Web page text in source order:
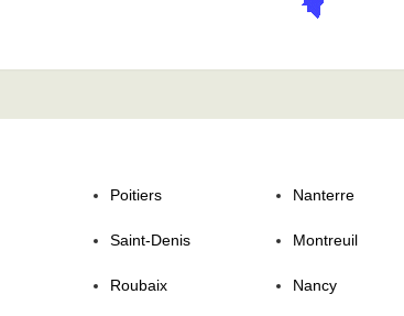
Poitiers Nanterre
Saint-Denis Montreuil
Roubaix Nancy